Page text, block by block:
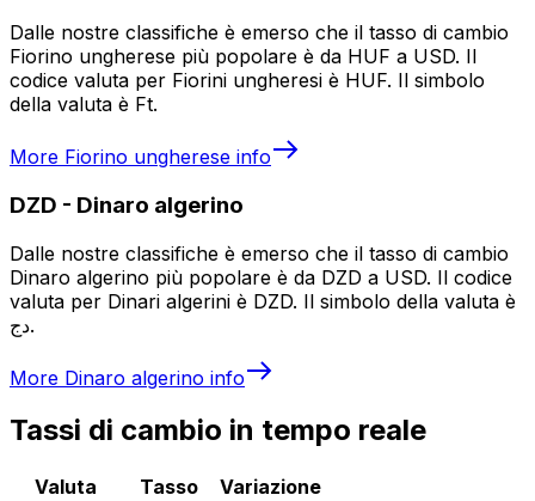
Dalle nostre classifiche è emerso che il tasso di cambio
Fiorino ungherese più popolare è da HUF a USD. Il
codice valuta per Fiorini ungheresi è HUF. Il simbolo
della valuta è Ft.
More Fiorino ungherese info
DZD - Dinaro algerino
Dalle nostre classifiche è emerso che il tasso di cambio
Dinaro algerino più popolare è da DZD a USD. Il codice
valuta per Dinari algerini è DZD. Il simbolo della valuta è
دج.
More Dinaro algerino info
Tassi di cambio in tempo reale
Valuta Tasso
Variazione